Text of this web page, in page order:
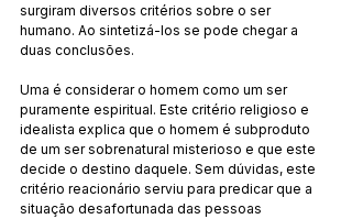
surgiram diversos critérios sobre o ser
humano. Ao sintetizá-los se pode chegar a
duas conclusões.
Uma é considerar o homem como um ser
puramente espiritual. Este critério religioso e
idealista explica que o homem é subproduto
de um ser sobrenatural misterioso e que este
decide o destino daquele. Sem dúvidas, este
critério reacionário serviu para predicar que a
situação desafortunada das pessoas